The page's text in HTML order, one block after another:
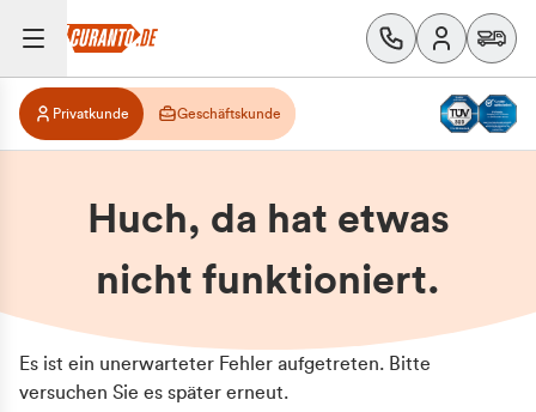
Privatkunde Geschäftskunde
Huch, da hat etwas
nicht funktioniert.
Es ist ein unerwarteter Fehler aufgetreten. Bitte
versuchen Sie es später erneut.